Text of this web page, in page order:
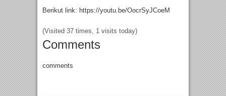
Berikut link: https://youtu.be/OocrSyJCoeM
(Visited 37 times, 1 visits today)
Comments
comments